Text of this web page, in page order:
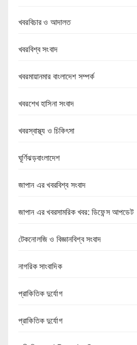
খবরবিচার ও আদালত
খবরবিশ্ব সংবাদ
খবরমায়ানমার বাংলাদেশ সম্পর্ক
খবরশেখ হাসিনা সংবাদ
খবরস্বাস্থ্য ও চিকিৎসা
ঘূর্ণিঝড়বাংলাদেশ
জাপান এর খবরবিশ্ব সংবাদ
জাপান এর খবরসামরিক খবর: ডিফেন্স আপডেট
টেকনোলজি ও বিজ্ঞানবিশ্ব সংবাদ
নাগরিক সাংবাদিক
প্রাকিতিক দুর্যোগ
প্রাকিতিক দুর্যোগ